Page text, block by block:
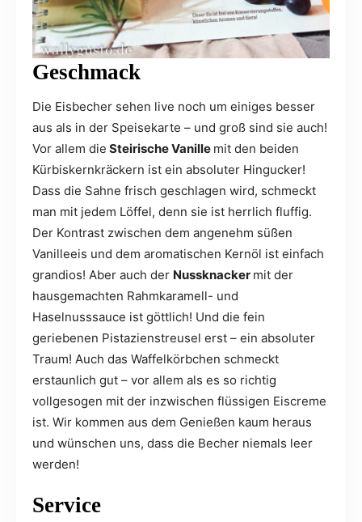
Geschmack
Die Eisbecher sehen live noch um einiges besser
aus als in der Speisekarte – und groß sind sie auch!
Vor allem die Steirische Vanille mit den beiden
Kürbiskernkräckern ist ein absoluter Hingucker!
Dass die Sahne frisch geschlagen wird, schmeckt
man mit jedem Löffel, denn sie ist herrlich fluffig.
Der Kontrast zwischen dem angenehm süßen
Vanilleeis und dem aromatischen Kernöl ist einfach
grandios! Aber auch der Nussknacker mit der
hausgemachten Rahmkaramell- und
Haselnusssauce ist göttlich! Und die fein
geriebenen Pistazienstreusel erst – ein absoluter
Traum! Auch das Waffelkörbchen schmeckt
erstaunlich gut – vor allem als es so richtig
vollgesogen mit der inzwischen flüssigen Eiscreme
ist. Wir kommen aus dem Genießen kaum heraus
und wünschen uns, dass die Becher niemals leer
werden!
Service